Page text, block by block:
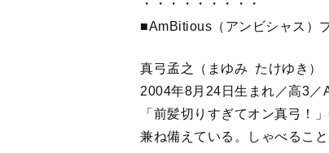
・・・・・・・・・
■AmBitious（アンビシャス）
真弓孟之（まゆみ たけゆき）
2004年8月24日生まれ／高3／
「前髪切りすぎてオン真弓！
兼ね備えている。しゃべるこ